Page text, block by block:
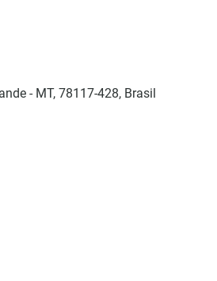
- MT, 78117-428, Brasil